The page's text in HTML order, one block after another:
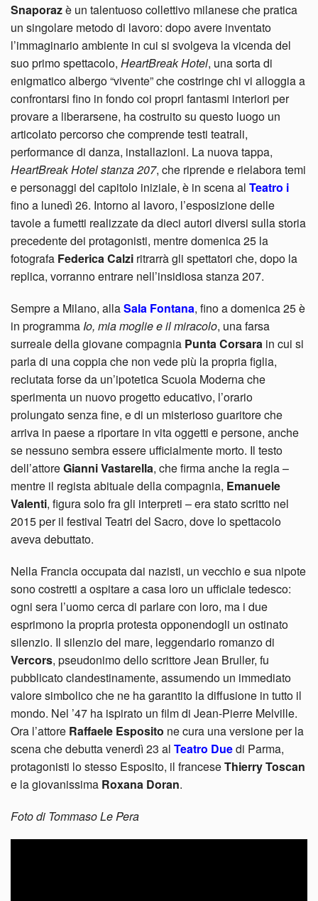
Snaporazè un talentuoso collettivo milanese che pratica
un singolare metodo di lavoro: dopo avere inventato
l’immaginario ambiente in cui si svolgeva la vicenda del
suo primo spettacolo, HeartBreak Hotel, una sorta di
enigmatico albergo “vivente” che costringe chi vi alloggia a
confrontarsi fino in fondo coi propri fantasmi interiori per
provare a liberarsene, ha costruito su questo luogo un
articolato percorso che comprende testi teatrali,
performance di danza, installazioni. La nuova tappa,
HeartBreak Hotel stanza 207, che riprende e rielabora temi
e personaggi del capitolo iniziale, è in scena al Teatro i
fino a lunedì 26. Intorno al lavoro, l’esposizione delle
tavole a fumetti realizzate da dieci autori diversi sulla storia
precedente dei protagonisti, mentre domenica 25 la
fotografa Federica Calzi ritrarrà gli spettatori che, dopo la
replica, vorranno entrare nell’insidiosa stanza 207.
Sempre a Milano, allaSala Fontana, fino a domenica 25 è
in programma Io, mia moglie e il miracolo, una farsa
surreale della giovane compagnia Punta Corsara in cui si
parla di una coppia che non vede più la propria figlia,
reclutata forse da un’ipotetica Scuola Moderna che
sperimenta un nuovo progetto educativo, l’orario
prolungato senza fine, e di un misterioso guaritore che
arriva in paese a riportare in vita oggetti e persone, anche
se nessuno sembra essere ufficialmente morto. Il testo
dell’attoreGianni Vastarella, che firma anche la regia –
mentre il regista abituale della compagnia, Emanuele
Valenti, figura solo fra gli interpreti – era stato scritto nel
2015 per il festival Teatri del Sacro, dove lo spettacolo
aveva debuttato.
Nella Francia occupata dai nazisti, un vecchio e sua nipote
sono costretti a ospitare a casa loro un ufficiale tedesco:
ogni sera l’uomo cerca di parlare con loro, ma i due
esprimono la propria protesta opponendogli un ostinato
silenzio. Il silenzio del mare, leggendario romanzo di
Vercors, pseudonimo dello scrittore Jean Bruller, fu
pubblicato clandestinamente, assumendo un immediato
valore simbolico che ne ha garantito la diffusione in tutto il
mondo. Nel ’47 ha ispirato un film di Jean-Pierre Melville.
Ora l’attore Raffaele Esposito ne cura una versione per la
scena che debutta venerdì 23 al Teatro Duedi Parma,
protagonisti lo stesso Esposito, il franceseThierry Toscan
e la giovanissima Roxana Doran.
Foto di Tommaso Le Pera